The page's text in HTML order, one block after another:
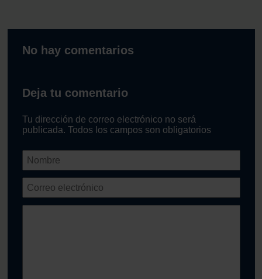
No hay comentarios
Deja tu comentario
Tu dirección de correo electrónico no será
publicada. Todos los campos son obligatorios